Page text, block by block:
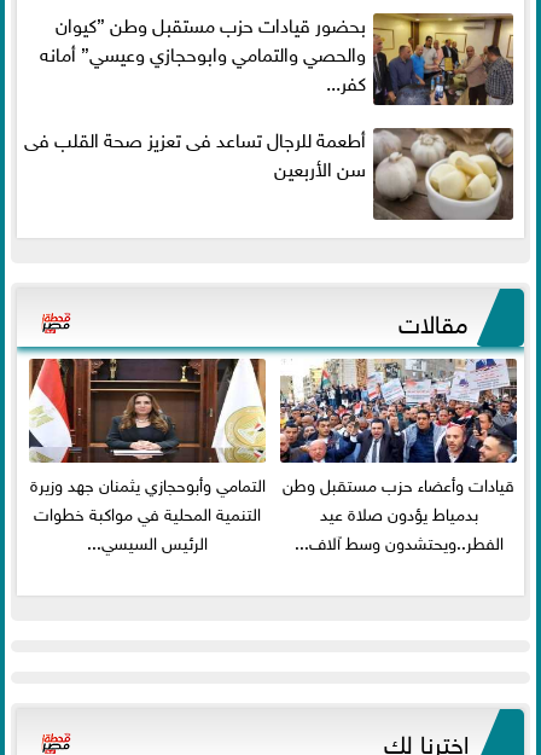
بحضور قيادات حزب مستقبل وطن ”كيوان
والحصي والتمامي وابوحجازي وعيسي” أمانه
كفر...
أطعمة للرجال تساعد فى تعزيز صحة القلب فى
سن الأربعين
مقالات
قيادات وأعضاء حزب مستقبل وطن
بدمياط يؤدون صلاة عيد
الفطر..ويحتشدون وسط آلاف...
التمامي وأبوحجازي يثمنان جهد وزيرة
التنمية المحلية في مواكبة خطوات
الرئيس السيسي...
اخترنا لك